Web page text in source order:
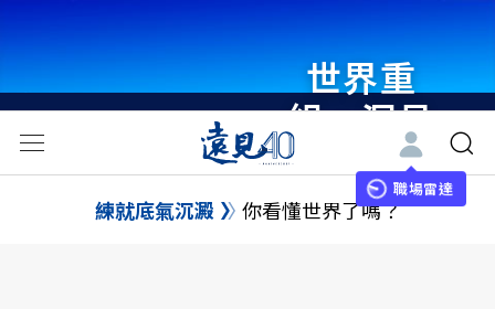
世界重
組・洞見
未來 與
世界領袖
職場雷達
練就底氣沉澱 你看懂世界了嗎？